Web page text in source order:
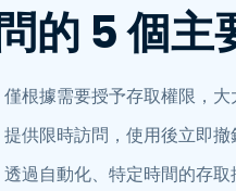
的 5 個主
根據需要授予存取權限，大
提供限時訪問，使用後立即
透過自動化、特定時間的存